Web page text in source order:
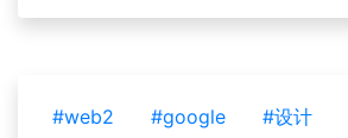
#web2 #google #设计